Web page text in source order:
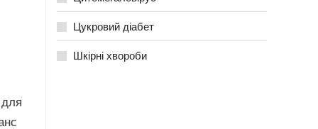
Цукровий діабет
Шкірні хвороби